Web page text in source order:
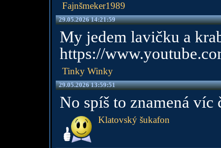
Fajnšmeker1989
29.05.2026 14:21:59
My jedem lavičku a
https://
Tinky Winky
29.05.2026 13:59:51
No spíš to znamená víc
Klatovský šukafon